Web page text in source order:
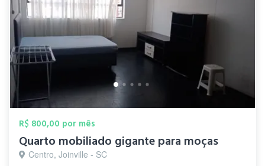
R$ 800,00 por mês
Quarto mobiliado gigante para moças
Centro, Joinville - SC